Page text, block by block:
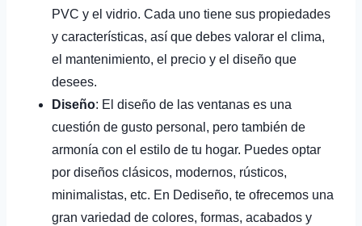
PVC y el vidrio. Cada uno tiene sus propiedades
y características, así que debes valorar el clima,
el mantenimiento, el precio y el diseño que
desees.
Diseño: El diseño de las ventanas es una
cuestión de gusto personal, pero también de
armonía con el estilo de tu hogar. Puedes optar
por diseños clásicos, modernos, rústicos,
minimalistas, etc. En Dediseño, te ofrecemos una
gran variedad de colores, formas, acabados y